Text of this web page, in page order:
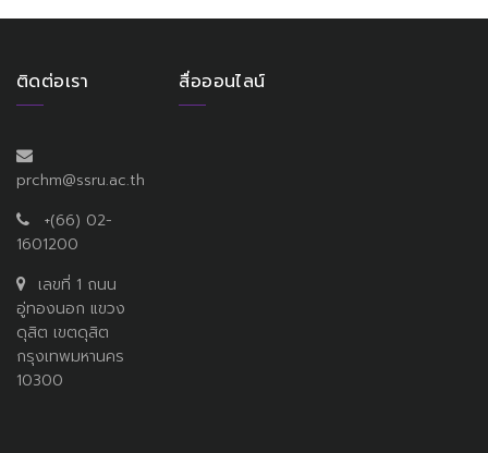
ติดต่อเรา
prchm@ssru.ac.th
+(66) 02-
1601200
เลขที่ 1 ถนน
อู่ทองนอก แขวง
ดุสิต เขตดุสิต
กรุงเทพมหานคร
10300
สื่อออนไลน์